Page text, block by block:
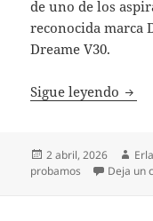
de uno de los
reconocida marca
Dreame V30.
Sigue leyendo
Publicado
el
2 abril, 2026
probamos
Deja un